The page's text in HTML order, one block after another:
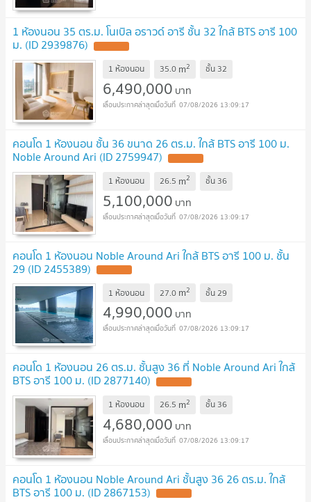
1 ห้องนอน 35 ตร.ม. โนเบิล อราวด์ อารี ชั้น 32 ใกล้ BTS อารี 100
ม. (ID 2939876)
1 ห้องนอน 35.0 m2 ชั้น 32
6,490,000 บาท
07/08/2026 13:09:17
คอนโด 1 ห้องนอน ชั้น 36 ขนาด 26 ตร.ม. ใกล้ BTS อารี 100 ม.
Noble Around Ari (ID 2759947)
1 ห้องนอน 26.5 m2 ชั้น 36
5,100,000 บาท
07/08/2026 13:09:17
คอนโด 1 ห้องนอน Noble Around Ari ใกล้ BTS อารี 100 ม. ชั้น
29 (ID 2455389)
1 ห้องนอน 27.0 m2 ชั้น29
4,990,000 บาท
07/08/2026 13:09:17
คอนโด 1 ห้องนอน 26 ตร.ม. ชั้นสูง 36 ที่ Noble Around Ari ใกล้
BTS อารี 100 ม. (ID 2877140)
1 ห้องนอน 26.5 m2 ชั้น 36
4,680,000 บาท
07/08/2026 13:09:17
คอนโด 1 ห้องนอน Noble Around Ari ชั้นสูง 36 26 ตร.ม. ใกล้
BTS อารี 100 ม. (ID 2867153)